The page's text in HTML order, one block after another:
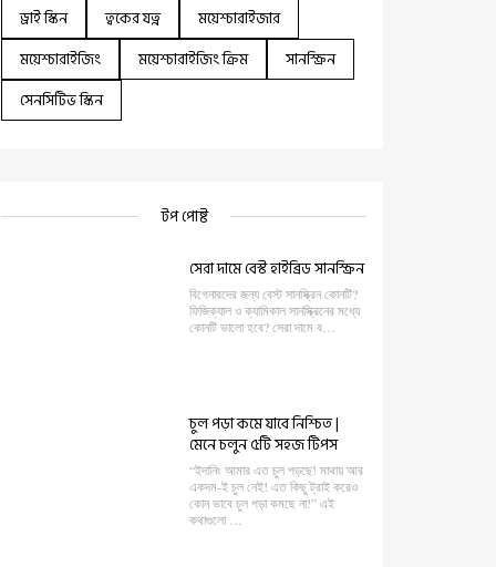
ড্রাই স্কিন
ত্বকের যত্ন
ময়েশ্চারাইজার
ময়েশ্চারাইজিং
ময়েশ্চারাইজিং ক্রিম
সানস্ক্রিন
সেনসিটিভ স্কিন
টপ পোষ্ট
সেরা দামে বেস্ট হাইব্রিড সানস্ক্রিন
বিগেনারদের জন্য বেস্ট সানস্ক্রিন কোনটি?
ফিজিক্যাল ও ক্যামিকাল সানস্ক্রিনের মধ্যে
কোনটি ভালো হবে? সেরা দামে ব…
চুল পড়া কমে যাবে নিশ্চিত |
মেনে চলুন ৫টি সহজ টিপস
“ইদানিং আমার এত চুল পড়ছে! মাথায় আর
একদম-ই চুল নেই! এত কিছু ট্রাই করেও
কোন ভাবে চুল পড়া কমছে না!” এই
কথাগুলো …